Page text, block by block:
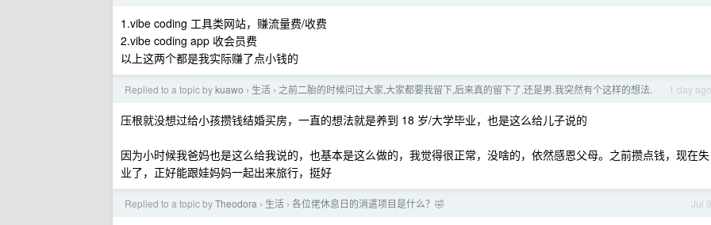
1.vibe coding 工具类网站，赚流量费/收费
2.vibe coding app 收会员费
以上这两个都是我实际赚了点小钱的
1 day ago
Replied to a topic bykuawo › 生活 › 之前二胎的时候问过大家,大家都要我留下,后来真的留下了.还是男.我突然有个这样的想法.
压根就没想过给小孩攒钱结婚买房，一直的想法就是养到 18 岁/大学毕业，也是这么给儿子说的
因为小时候我爸妈也是这么给我说的，也基本是这么做的，我觉得很正常，没啥的，依然感恩父母。之前攒点钱，现在失
业了，正好能跟娃妈妈一起出来旅行，挺好
Jul 9
Replied to a topic byTheodora › 生活 › 各位佬休息日的消遣项目是什么？🤣